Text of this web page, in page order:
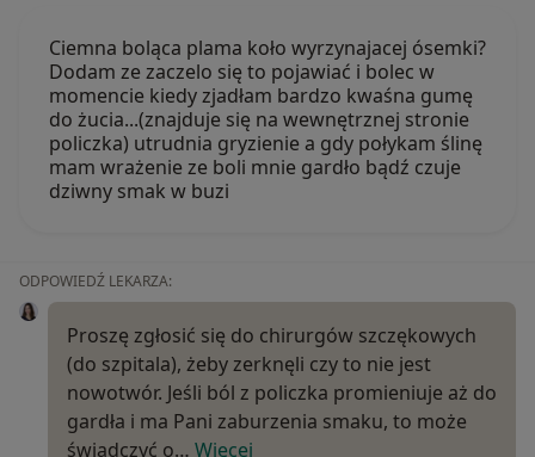
Ciemna boląca plama koło wyrzynajacej ósemki?
Dodam ze zaczelo się to pojawiać i bolec w
momencie kiedy zjadłam bardzo kwaśna gumę
do żucia...(znajduje się na wewnętrznej stronie
policzka) utrudnia gryzienie a gdy połykam ślinę
mam wrażenie ze boli mnie gardło bądź czuje
dziwny smak w buzi
ODPOWIEDŹ LEKARZA:
Proszę zgłosić się do chirurgów szczękowych
(do szpitala), żeby zerknęli czy to nie jest
nowotwór. Jeśli ból z policzka promieniuje aż do
gardła i ma Pani zaburzenia smaku, to może
świadczyć o… Więcej